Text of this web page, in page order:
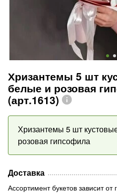
Хризантемы 5 шт
белые и розовая
(арт.1613)
Хризантемы 5 шт
розовая гипсофила
Доставка
Ассортимент букетов зависит от